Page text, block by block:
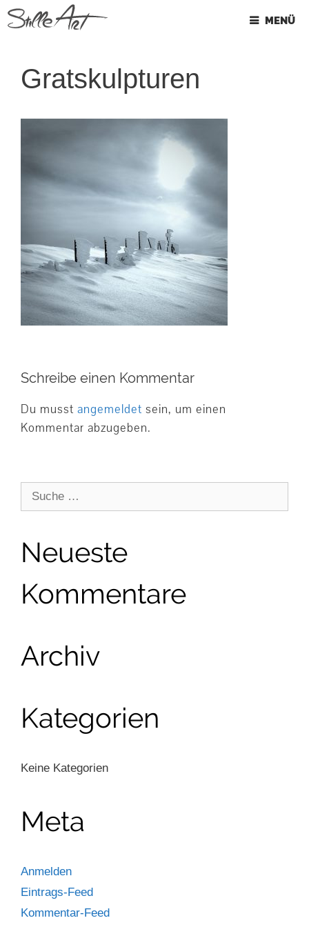
Springe
zum
MENÜ
Gratskulpturen
Schreibe einen Kommentar
Du musst angemeldet sein, um einen
Kommentar abzugeben.
Suche
nach:
Neueste
Kommentare
Archiv
Kategorien
Keine Kategorien
Meta
Anmelden
Eintrags-Feed
Kommentar-Feed